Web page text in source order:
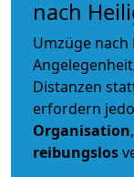
nach
Umzüge
Distanzen
erfordern
Organisation
reibungslos